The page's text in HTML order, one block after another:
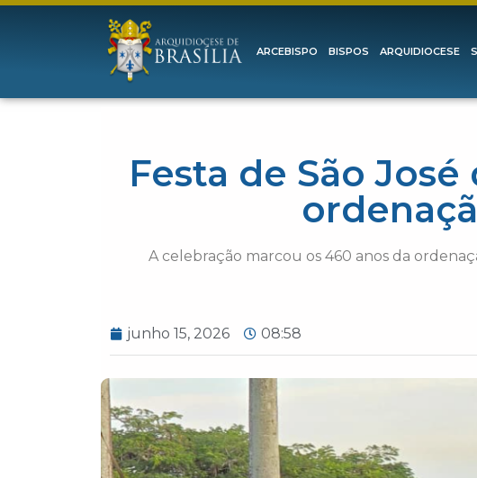
ARCEBISPO BISPOS ARQUIDIOCESE
Festa de São
A celebração marcou os 460 anos da
junho 15, 2026 08:58